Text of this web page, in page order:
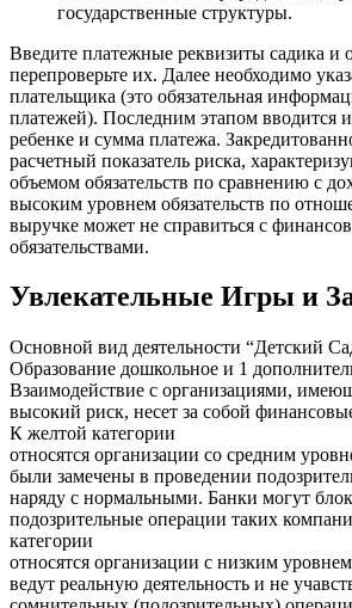
государственные структуры.
Введите платежные реквизиты садика и
перепроверьте их. Далее необходимо
плательщика (это обязательная
платежей). Последним этапом вводится
ребенке и сумма платежа.
расчетный показатель риска,
объемом обязательств по сравнению с
высоким уровнем обязательств по
выручке может не справиться с
обязательствами.
Увлекательные Игры и
Основной вид деятельности “Детский
Образование дошкольное и 1
Взаимодействие с организациями,
высокий риск, несет за собой
К желтой категории
относятся организации со средним
были замечены в проведении
наряду с нормальными. Банки могут
подозрительные операции таких
категории
относятся организации с низким
ведут реальную деятельность и не